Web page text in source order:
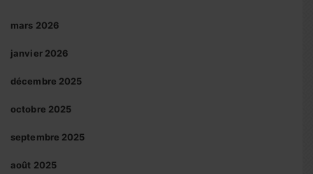
mars 2026
janvier 2026
décembre 2025
octobre 2025
septembre 2025
août 2025